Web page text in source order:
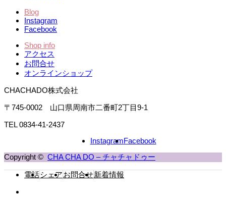
Blog
Instagram
Facebook
Shop info
アクセス
お問合せ
オンラインショップ
CHACHADO株式会社
〒745-0002 山口県周南市二番町2丁目9-1
TEL 0834-41-2437
Facebook
Instagram
Copyright © CHA CHA DO – チャチャドゥー
電話シェアお問合せ新着情報